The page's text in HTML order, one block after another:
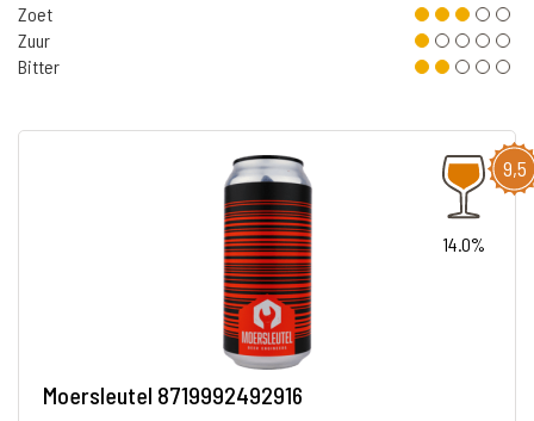
Zoet
Zuur
Bitter
9,5
14.0%
Moersleutel 8719992492916